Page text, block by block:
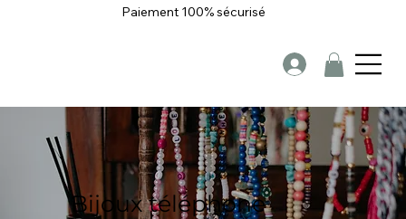
Paiement 100% sécurisé
Bijouxtéléphone